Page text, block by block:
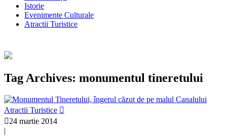
Istorie
Evenimente Culturale
Atractii Turistice
Tag Archives: monumentul tineretului
Atractii Turistice
24 martie 2014
|